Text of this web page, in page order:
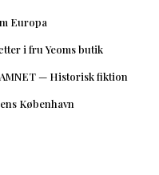
Europa
i fru Yeoms butik
— Historisk fiktion
København